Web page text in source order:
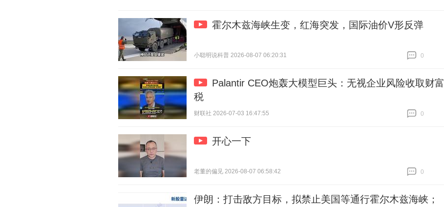
霍尔木兹海峡生变，红海突发，国际油价V形反弹
小聪明说科普 2026-08-07 06:20:31
0
Palantir CEO炮轰大模型巨头：无视企业风险收取财富
税
财联社 2026-07-03 16:47:55
0
开心一下
老董的偏见 2026-08-07 06:58:42
0
伊朗：打击敌方目标，拟禁止美国等通行霍尔木兹海峡；